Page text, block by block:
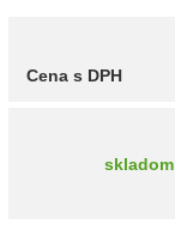
Cena s DPH
skladom